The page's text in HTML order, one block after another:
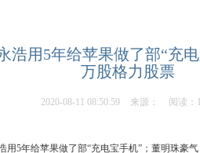
浩用5年给苹果做了部“充
万股格力股票
2020-08-11 08:50:59 来源： 阅读：